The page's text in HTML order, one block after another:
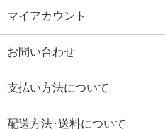
マイアカウント
お問い合わせ
支払い方法について
配送方法･送料について